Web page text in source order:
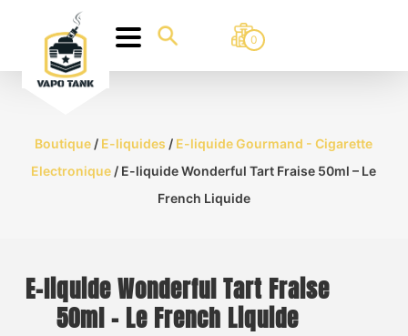
0
Boutique / E-liquides / E-liquide Gourmand - Cigarette
Electronique / E-liquide Wonderful Tart Fraise 50ml – Le
French Liquide
E-liquide Wonderful Tart Fraise
50ml – Le French Liquide